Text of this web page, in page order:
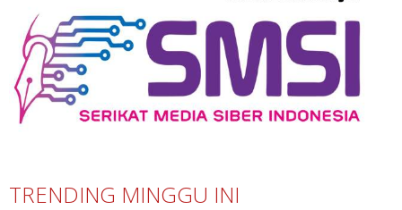
TRENDING MINGGU INI